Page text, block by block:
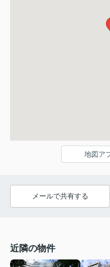
地図ア
メールで共有する
近隣の物件